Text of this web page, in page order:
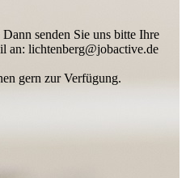
senden Sie uns bitte Ihre
an: lichtenberg@jobactive.de
gern zur Verfügung.